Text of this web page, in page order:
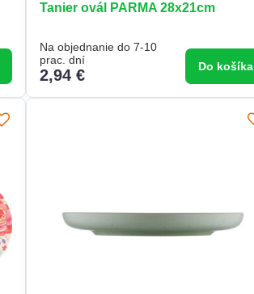
Tanier ovál PARMA 28x21cm
Na objednanie do 7-10
prac. dní
2,94 € Do košíka